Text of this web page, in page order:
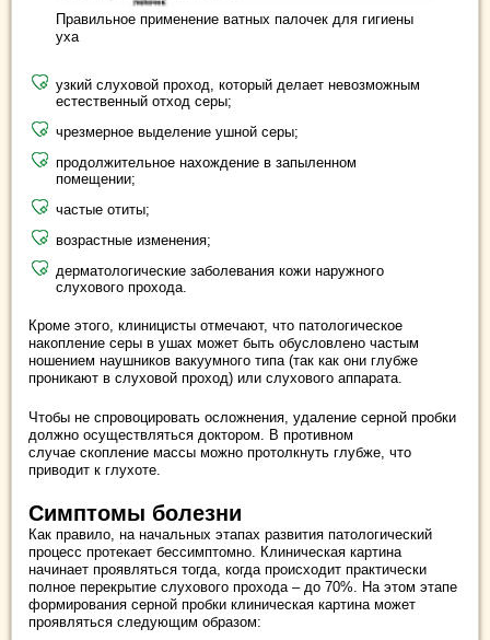
Правильное применение ватных палочек для гигиены
уха
узкий слуховой проход, который делает невозможным
естественный отход серы;
чрезмерное выделение ушной серы;
продолжительное нахождение в запыленном
помещении;
частые отиты;
возрастные изменения;
дерматологические заболевания кожи наружного
слухового прохода.
Кроме этого, клиницисты отмечают, что патологическое
накопление серы в ушах может быть обусловлено частым
ношением наушников вакуумного типа (так как они глубже
проникают в слуховой проход) или слухового аппарата.
Чтобы не спровоцировать осложнения, удаление серной пробки
должно осуществляться доктором. В противном
случае скопление массы можно протолкнуть глубже, что
приводит к глухоте.
Симптомы болезни
Как правило, на начальных этапах развития патологический
процесс протекает бессимптомно. Клиническая картина
начинает проявляться тогда, когда происходит практически
полное перекрытие слухового прохода – до 70%. На этом этапе
формирования серной пробки клиническая картина может
проявляться следующим образом: